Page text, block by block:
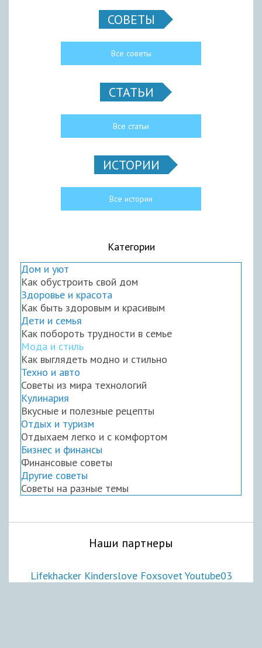
СОВЕТЫ
Все советы
СТАТЬИ
Все статьи
ИСТОРИИ
Все истории
Категории
Дом и уют
Как обустроить свой дом
Здоровье и красота
Как быть здоровым и красивым
Дети и семья
Как побороть трудности в семье
Мода и стиль
Как выглядеть модно и стильно
Техно и авто
Советы из мира технологий
Кулинария
Вкусные и полезные рецепты
Отдых и туризм
Отдыхаем легко и с комфортом
Бизнес и финансы
Финансовые советы
Другие советы
Советы на разные темы
Наши партнеры
Lifekhacker Kinderslove FoxsovetYoutube03